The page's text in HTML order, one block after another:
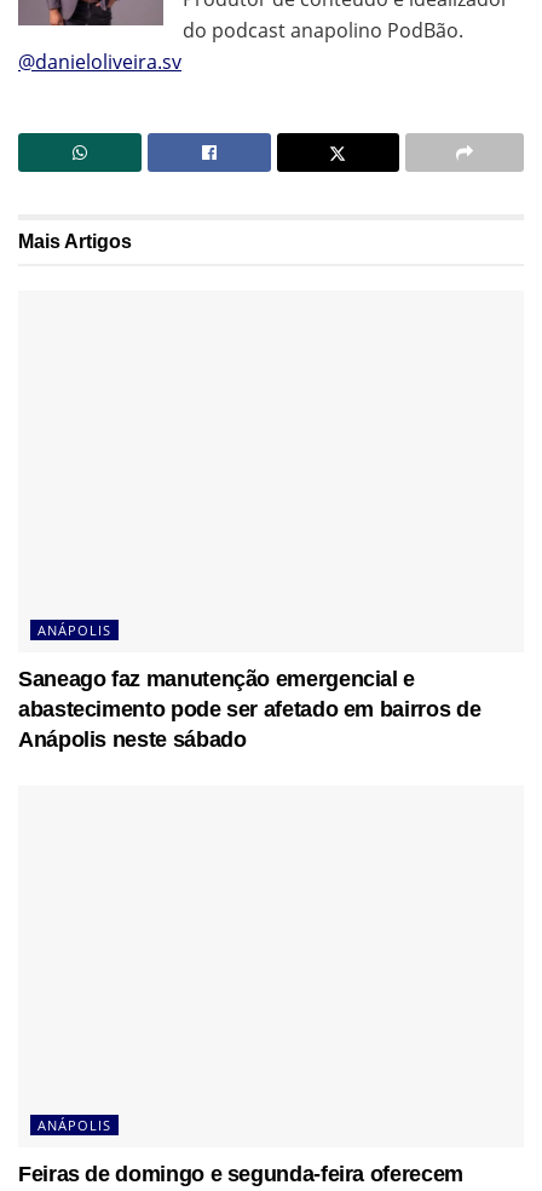
do podcast anapolino PodBão.
@danieloliveira.sv
MaisArtigos
ANÁPOLIS
Saneago faz manutenção emergencial e
abastecimento pode ser afetado em bairros de
Anápolis neste sábado
ANÁPOLIS
Feiras de domingo e segunda-feira oferecem